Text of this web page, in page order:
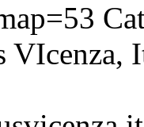
VIcenza,